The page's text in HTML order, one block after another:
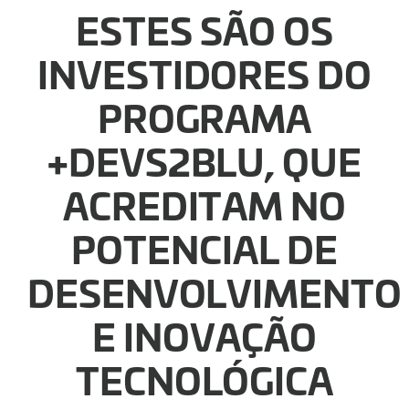
ESTES SÃO OS
INVESTIDORES DO
PROGRAMA
+DEVS2BLU, QUE
ACREDITAM NO
POTENCIAL DE
DESENVOLVIMENTO
E INOVAÇÃO
TECNOLÓGICA